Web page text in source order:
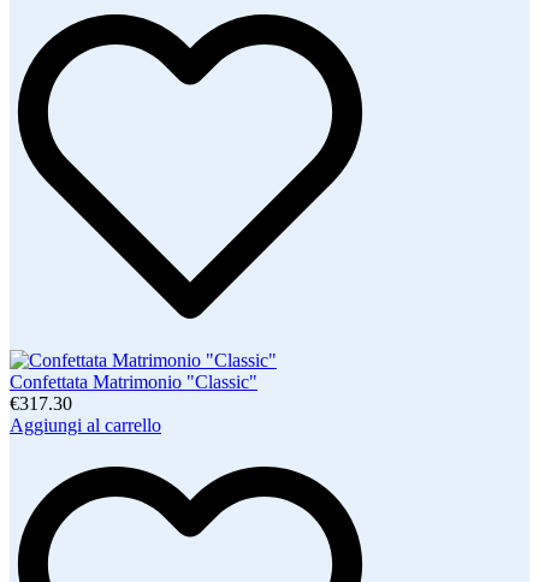
Confettata Matrimonio "Classic"
€317.30
Aggiungi al carrello